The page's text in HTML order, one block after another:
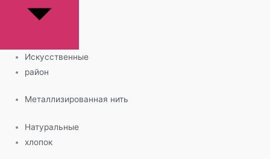
Искусственные
район
Металлизированная нить
Натуральные
хлопок